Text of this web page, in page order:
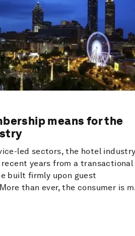
means for the
led sectors, the hotel industry
recent years from a transactional
built firmly upon guest
than ever, the consumer is